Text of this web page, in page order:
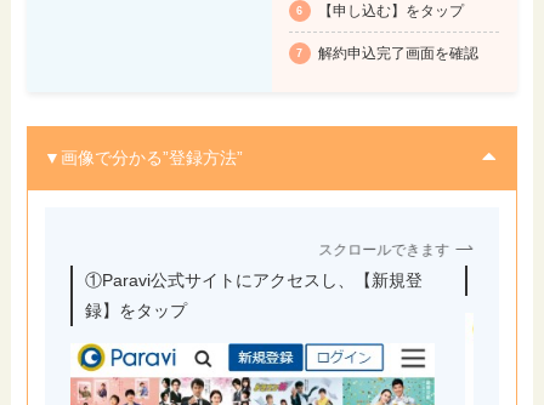
【申し込む】をタップ
解約申込完了画面を確認
▼画像で分かる”登録方法”
スクロールできます
①Paravi公式サイトにアクセスし、【新規登
録】をタップ